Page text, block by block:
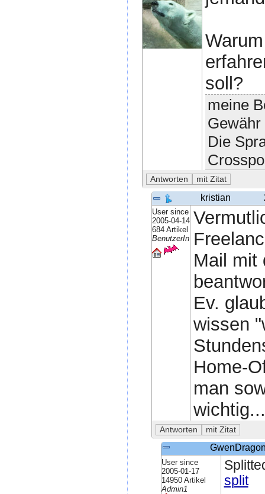
soll?
meine
Die
kristian
User since
2005-04-14
684 Artikel
BenutzerIn
Mail mit
Ev.
wissen
Home-
man
wichtig...
User since
2005-01-17
14950 Artikel
Admin1
split